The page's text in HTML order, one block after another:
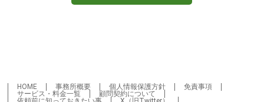
HOME 事務所概要 個人情報保護方針
免責事項
サービス・料金一覧
顧問契約について